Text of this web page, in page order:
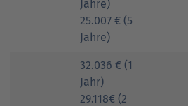
Jahre)
25.007 € (5
Jahre)
32.036 € (1
Jahr)
29.118€ (2